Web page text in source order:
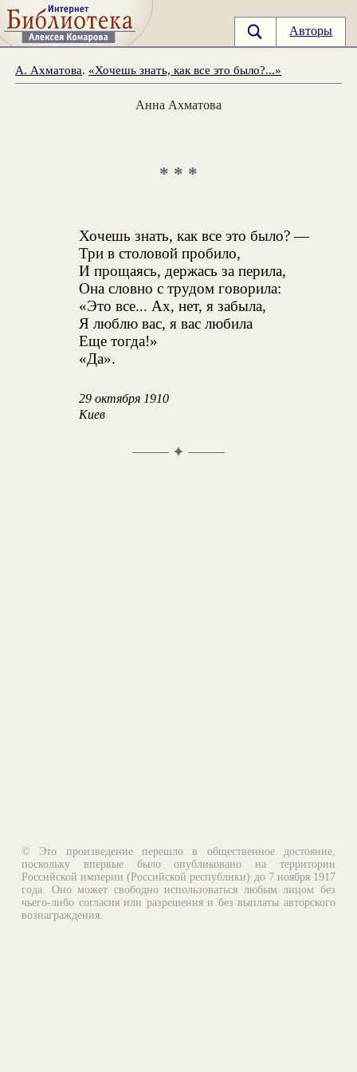
Авторы
А. Ахматова. «Хочешь знать, как все это было?...»
Анна Ахматова
* * *
Хочешь знать, как все это было? —
Три в столовой пробило,
И прощаясь, держась за перила,
Она словно с трудом говорила:
«Это все... Ах, нет, я забыла,
Я люблю вас, я вас любила
Еще тогда!»
«Да».
29 октября 1910
Киев
✦
© Это произведение перешло в общественное достояние,
поскольку впервые было опубликовано на территории
Российской империи (Российской республики) до 7 ноября 1917
года. Оно может свободно использоваться любым лицом без
чьего-либо согласия или разрешения и без выплаты авторского
вознаграждения.